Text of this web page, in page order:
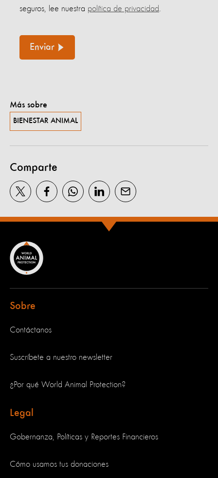
seguros, lee nuestra política de privacidad
Enviar
Más sobre
BIENESTAR ANIMAL
Comparte
Sobre
Contáctanos
Suscríbete a nuestro newsletter
¿Por qué World Animal Protection?
Legal
Gobernanza, Políticas y Reportes Financieros
Cómo usamos tus donaciones